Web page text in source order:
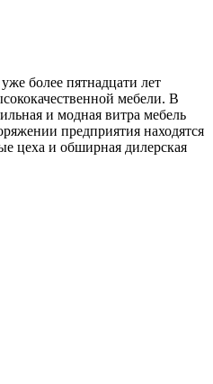
более пятнадцати лет
мебели. В
и модная витра мебель
предприятия находятся
цеха и обширная дилерская